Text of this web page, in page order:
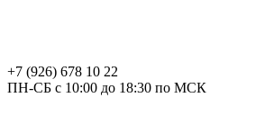
+7 (926) 678 10 22
ПН-СБ с 10:00 до 18:30 по МСК